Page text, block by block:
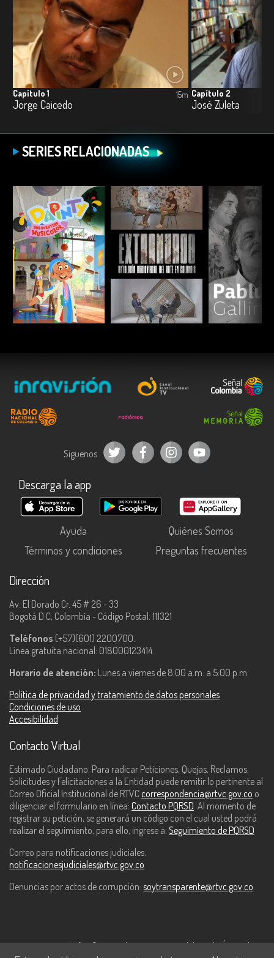
Capítulo 1
Jorge Caicedo
15m Capítulo 2
José Zuleta
SERIES RELACIONADAS
ESCUCHAR ESCUCHAR
Síguenos
Descarga la app
Ayuda
Quiénes Somos
Términos y condiciones
Preguntas frecuentes
Dirección
Av. El Dorado Cr. 45 # 26 - 33
Bogotá D.C, Colombia - Código Postal: 111321
Teléfonos (+57)(601) 2200700.
Línea gratuita nacional: 018000123414.
Horario de atención: Lunes a viernes de 8:00 a.m. a 5:00 p.m.
Política de privacidad y tratamiento de datos personales
Condiciones de uso
Accesibilidad
Contacto Virtual
Estimado Ciudadano: Para radicar Peticiones, Quejas, Reclamos,
Solicitudes y Felicitaciones a la Entidad puede remitir lo pertinente al
Correo Oficial Institucional de RTVC correspondencia@rtvc.gov.co o
diligenciar el formulario en línea: Contacto PQRSD . Al momento de
registrar su petición, se generará un código con el cual usted podrá
realizar el seguimiento, para ello, ingrese a: Seguimiento de PQRSD
Correo para notificaciones judiciales:
notificacionesjudiciales@rtvc.gov.co
Denuncias por actos de corrupción: soytransparente@rtvc.gov.co
Este contenido fue financiado con recursos del Fondo Único de